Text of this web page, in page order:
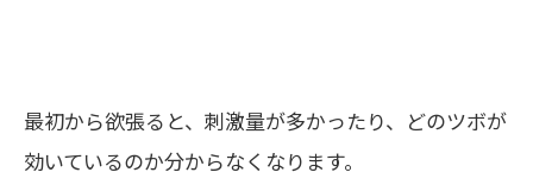
最初から欲張ると、刺激量が多かったり、どのツボが
効いているのか分からなくなります。